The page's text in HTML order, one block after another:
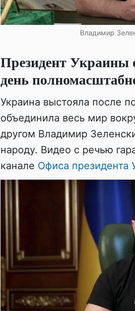
Владимир
Президент Украины
день
Украина выстояла после
объединила весь мир
другом Владимир
народу. Видео с речью
канале Офиса президента